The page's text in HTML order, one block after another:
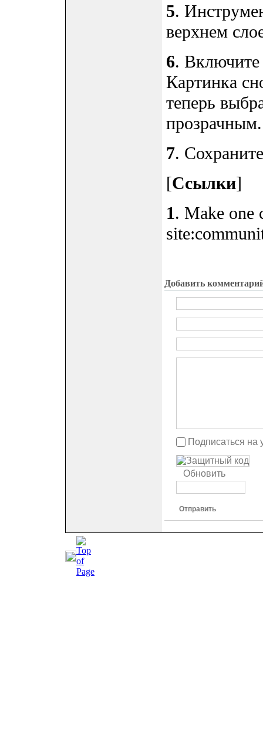
5.
верхнем
6. Включите
Картинка
теперь
прозрачным.
7.
[Ссылки]
1. Make one
Добавить
Подписаться
Обновить
Отправить